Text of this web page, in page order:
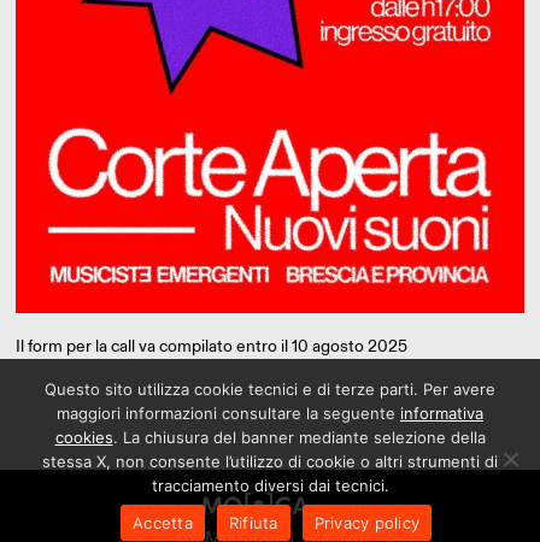
Il form per la call va compilato entro il 10 agosto 2025
Questo sito utilizza cookie tecnici e di terze parti. Per avere
maggiori informazioni consultare la seguente informativa
cookies. La chiusura del banner mediante selezione della
stessa X, non consente l’utilizzo di cookie o altri strumenti di
tracciamento diversi dai tecnici.
Accetta
Rifiuta Privacy policy